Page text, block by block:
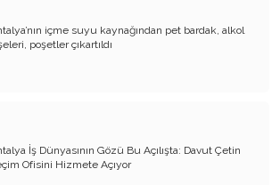
Avlıyor
Günü?
Bela
Akılda Kalanlar
içme suyu kaynağından pet bardak, alkol
poşetler çıkartıldı
İş Dünyasının Gözü Bu Açılışta: Davut Çetin
Ofisini Hizmete Açıyor